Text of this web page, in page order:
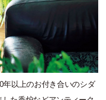
年以上のお付き合いのシダ